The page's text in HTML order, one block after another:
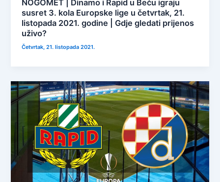
NOGOMET | Dinamo i Rapid u Beču igraju
susret 3. kola Europske lige u četvrtak, 21.
listopada 2021. godine | Gdje gledati prijenos
uživo?
Četvrtak, 21. listopada 2021.